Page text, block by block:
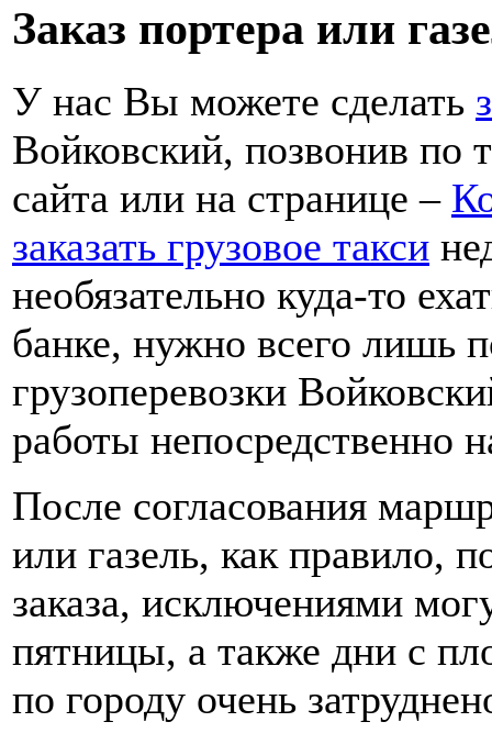
Заказ портера или
У нас Вы можете сделать
Войковский, позвонив по
сайта или на странице –
заказать грузовое такси
необязательно куда-то
банке, нужно всего лишь
грузоперевозки
работы непосредственно
После согласования
или газель, как правило,
заказа, исключениями
пятницы, а также дни с
по городу очень